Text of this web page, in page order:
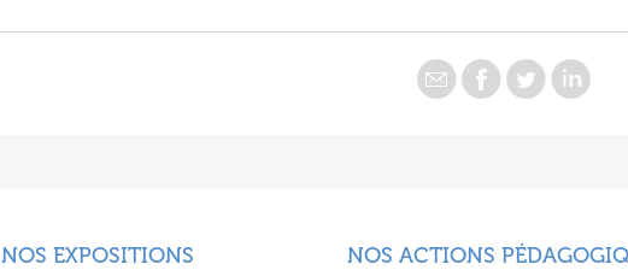
NOS EXPOSITIONS NOS ACTIONS